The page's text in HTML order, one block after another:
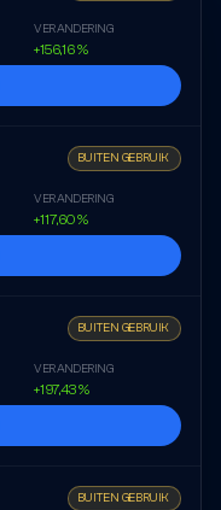
VERANDERING
+156,16 %
BUITEN GEBRUIK
VERANDERING
+117,60 %
BUITEN GEBRUIK
VERANDERING
+197,43 %
BUITEN GEBRUIK